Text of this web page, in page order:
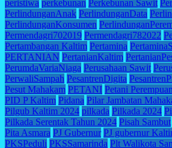
peristiwa perkebunan Perkebunan Sawit
PerlindunganAnak PerlindunganData
PerlindunganKonsumen
Permendagri702019 Permendagri782022
Pertambangan Kaltim Pertamina
PERTANIAN PertanianKaltim
PerumdaVariaNiaga Perusahaan Sawit
PerwaliSampah PesantrenDigita
Pesut Mahakam PETANI Petani Perempuan
PID P Kaltim Pidana Pilar Jambatan
Pilgub Kaltim 2024 pilkada Pilkada 2024
Pilkada Serentak Tahun 2024 Pisah Sambut
Pita Asmara PJ Gubernur PJ gubernur
PKSPeduli PKSSamarinda Plt Walikota